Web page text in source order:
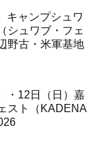
キャンプシュワ
シュワブ・フェ
野古・米軍基地
・12日（日）嘉
スト（KADENA